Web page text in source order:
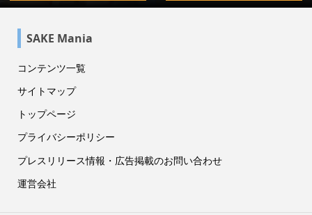
SAKE Mania
コンテンツ一覧
サイトマップ
トップページ
プライバシーポリシー
プレスリリース情報・広告掲載のお問い合わせ
運営会社